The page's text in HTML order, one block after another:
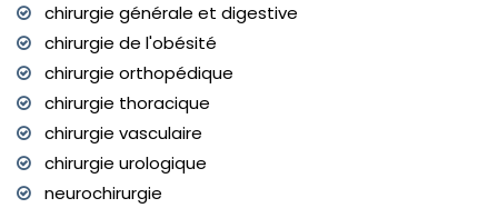
chirurgie générale et digestive
chirurgie de l'obésité
chirurgie orthopédique
chirurgie thoracique
chirurgie vasculaire
chirurgie urologique
neurochirurgie